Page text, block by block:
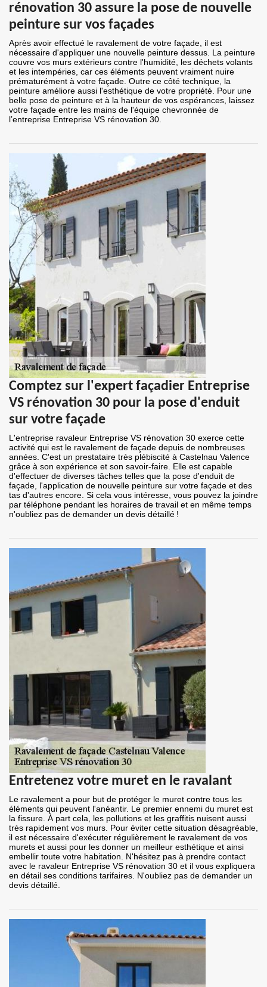
rénovation 30 assure la pose de nouvelle
peinture sur vos façades
Après avoir effectué le ravalement de votre façade, il est
nécessaire d'appliquer une nouvelle peinture dessus. La peinture
couvre vos murs extérieurs contre l'humidité, les déchets volants
et les intempéries, car ces éléments peuvent vraiment nuire
prématurément à votre façade. Outre ce côté technique, la
peinture améliore aussi l'esthétique de votre propriété. Pour une
belle pose de peinture et à la hauteur de vos espérances, laissez
votre façade entre les mains de l'équipe chevronnée de
l’entreprise Entreprise VS rénovation 30.
Comptez sur l'expert façadier Entreprise
VS rénovation 30 pour la pose d'enduit
sur votre façade
L'entreprise ravaleur Entreprise VS rénovation 30 exerce cette
activité qui est le ravalement de façade depuis de nombreuses
années. C'est un prestataire très plébiscité à Castelnau Valence
grâce à son expérience et son savoir-faire. Elle est capable
d'effectuer de diverses tâches telles que la pose d'enduit de
façade, l'application de nouvelle peinture sur votre façade et des
tas d'autres encore. Si cela vous intéresse, vous pouvez la joindre
par téléphone pendant les horaires de travail et en même temps
n'oubliez pas de demander un devis détaillé !
Entretenez votre muret en le ravalant
Le ravalement a pour but de protéger le muret contre tous les
éléments qui peuvent l'anéantir. Le premier ennemi du muret est
la fissure. À part cela, les pollutions et les graffitis nuisent aussi
très rapidement vos murs. Pour éviter cette situation désagréable,
il est nécessaire d'exécuter régulièrement le ravalement de vos
murets et aussi pour les donner un meilleur esthétique et ainsi
embellir toute votre habitation. N'hésitez pas à prendre contact
avec le ravaleur Entreprise VS rénovation 30 et il vous expliquera
en détail ses conditions tarifaires. N'oubliez pas de demander un
devis détaillé.